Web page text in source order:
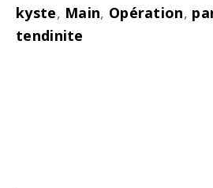
kyste, Main, Opération,
tendinite